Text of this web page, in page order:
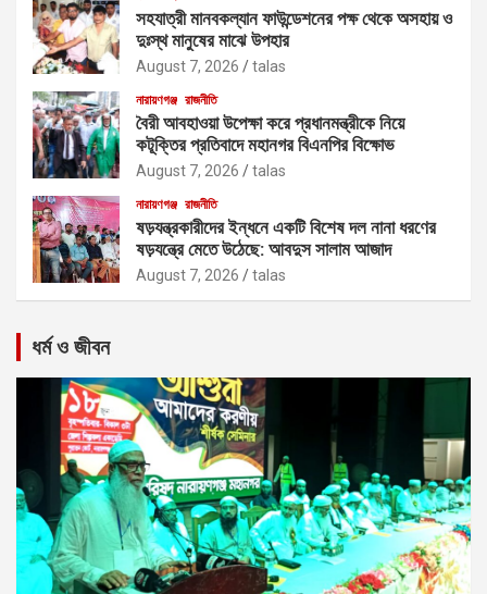
সহযাত্রী মানবকল্যান ফাউন্ডেশনের পক্ষ থেকে অসহায় ও
দুঃস্থ মানুষের মাঝে উপহার
August 7, 2026 talas
নারায়ণগঞ্জ রাজনীতি
বৈরী আবহাওয়া উপেক্ষা করে প্রধানমন্ত্রীকে নিয়ে
কটূক্তির প্রতিবাদে মহানগর বিএনপির বিক্ষোভ
August 7, 2026 talas
নারায়ণগঞ্জ রাজনীতি
ষড়যন্ত্রকারীদের ইন্ধনে একটি বিশেষ দল নানা ধরণের
ষড়যন্ত্রে মেতে উঠেছে: আবদুস সালাম আজাদ
August 7, 2026 talas
ধর্ম ও জীবন